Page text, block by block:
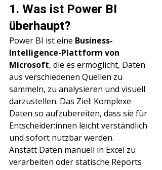
1. Was ist Power BI
überhaupt?
Power BI ist eine Business-
Intelligence-Plattform von
Microsoft, die es ermöglicht, Daten
aus verschiedenen Quellen zu
sammeln, zu analysieren und visuell
darzustellen. Das Ziel: Komplexe
Daten so aufzubereiten, dass sie für
Entscheider:innen leicht verständlich
und sofort nutzbar werden.
Anstatt Daten manuell in Excel zu
verarbeiten oder statische Reports